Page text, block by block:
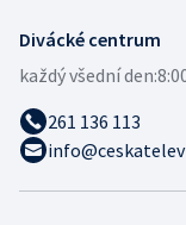
Divácké centrum
každý všední den:
261 136 113